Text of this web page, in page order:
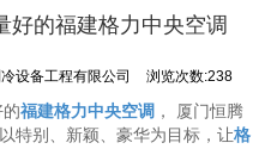
好的福建格力中央空调
设备工程有限公司 浏览次数:238
的福建格力中央空调 ， 厦门恒腾
特别、新颖、豪华为目标，让格